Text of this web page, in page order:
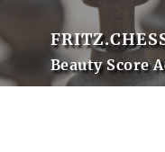
Beauty Score